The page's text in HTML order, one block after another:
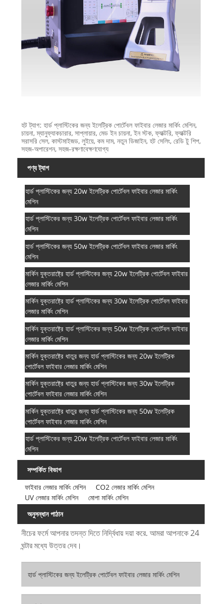
হট ট্যাগ: হার্ড প্লাস্টিকের জন্য ইলেট্রিক পোর্টেবল ফাইবার লেজার মার্কিং মেশিন,
চায়না, ম্যানুফ্যাকচারার, সাপ্লায়ার, মেড ইন চায়না, ইন স্টক, ফ্যাক্টরি, ফ্যাক্টরি
সরাসরি সেল, কাস্টমাইজড, লুইয়ে, কম দাম, নতুন ডিজাইন, হট সেলিং, রেডি টু শিপ,
সহজ-অপারেশন, সহজ-রক্ষণাবেক্ষণযোগ্য
পণ্য ট্যাগ
হার্ড প্লাস্টিকের জন্য 20w ইলেট্রিক পোর্টেবল ফাইবার লেজার মার্কিং
মেশিন
হার্ড প্লাস্টিকের জন্য 30w ইলেট্রিক পোর্টেবল ফাইবার লেজার মার্কিং
মেশিন
হার্ড প্লাস্টিকের জন্য 50w ইলেট্রিক পোর্টেবল ফাইবার লেজার মার্কিং
মেশিন
মার্কিন যুক্তরাষ্ট্রে হার্ড প্লাস্টিকের জন্য 20w ইলেট্রিক পোর্টেবল ফাইবার
লেজার মার্কিং মেশিন
মার্কিন যুক্তরাষ্ট্রে হার্ড প্লাস্টিকের জন্য 30w ইলেট্রিক পোর্টেবল ফাইবার
লেজার মার্কিং মেশিন
মার্কিন যুক্তরাষ্ট্রে হার্ড প্লাস্টিকের জন্য 50w ইলেট্রিক পোর্টেবল ফাইবার
লেজার মার্কিং মেশিন
মার্কিন যুক্তরাষ্ট্রে ধাতুর জন্য হার্ড প্লাস্টিকের জন্য 20w ইলেট্রিক
পোর্টেবল ফাইবার লেজার মার্কিং মেশিন
মার্কিন যুক্তরাষ্ট্রে ধাতুর জন্য হার্ড প্লাস্টিকের জন্য 30w ইলেট্রিক
পোর্টেবল ফাইবার লেজার মার্কিং মেশিন
মার্কিন যুক্তরাষ্ট্রে ধাতুর জন্য হার্ড প্লাস্টিকের জন্য 50w ইলেট্রিক
পোর্টেবল ফাইবার লেজার মার্কিং মেশিন
হার্ড প্লাস্টিকের জন্য 20w ইলেট্রিক পোর্টেবল ফাইবার লেজার মার্কিং
মেশিন
সম্পর্কিত বিভাগ
ফাইবার লেজার মার্কিং মেশিন
CO2 লেজার মার্কিং মেশিন
UV লেজার মার্কিং মেশিন
মোপা মার্কিং মেশিন
অনুসন্ধান পাঠান
নীচের ফর্মে আপনার তদন্ত দিতে নির্দ্বিধায় দয়া করে. আমরা আপনাকে 24
ঘন্টার মধ্যে উত্তর দেব।